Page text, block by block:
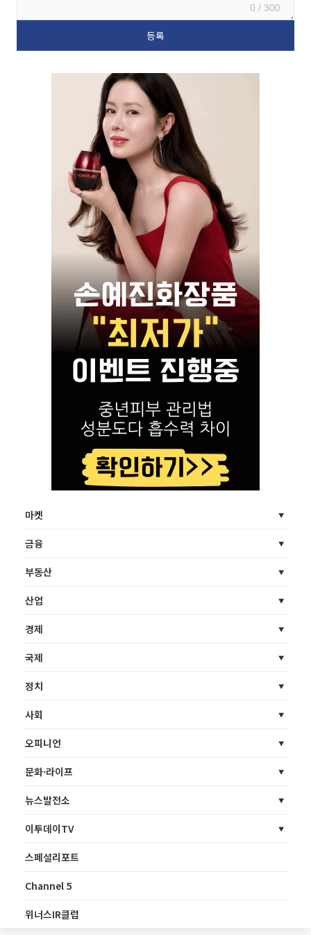
0 / 300
마켓
금융
부동산
산업
경제
국제
정치
사회
오피니언
문화·라이프
뉴스발전소
이투데이TV
스페셜리포트
Channel 5
위너스IR클럽